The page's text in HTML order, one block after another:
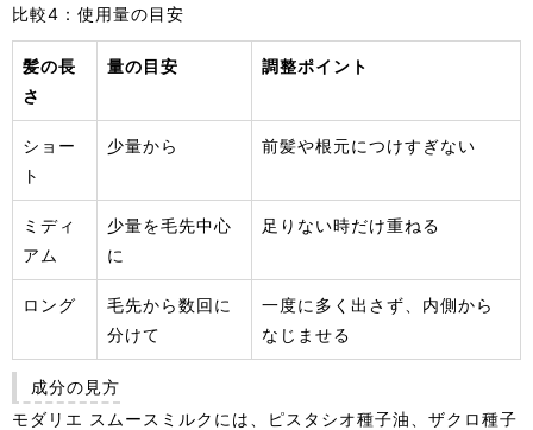
比較4：使用量の目安
髪の長
さ
量の目安 調整ポイント
ショー
ト
少量から 前髪や根元につけすぎない
ミディ
アム
少量を毛先中心
に
足りない時だけ重ねる
ロング
毛先から数回に
分けて
一度に多く出さず、内側から
なじませる
成分の見方
モダリエ スムースミルクには、ピスタシオ種子油、ザクロ種子